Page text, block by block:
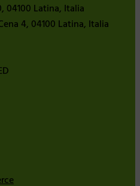
04100 Latina, Italia
4, 04100 Latina, Italia